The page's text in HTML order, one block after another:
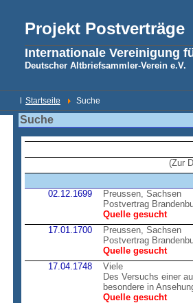
Projekt Postverträge
Internationale Vereinigung
Deutscher Altbriefsammler-Verein e.V.
Startseite Suche
Suche
(Zur
02.12.1699
Preussen, Sachsen
Postvertrag
Quelle gesucht
17.01.1700
Preussen, Sachsen
Postvertrag
Quelle gesucht
17.04.1748
Viele
Des Versuchs einer
besondere in
Quelle gesucht